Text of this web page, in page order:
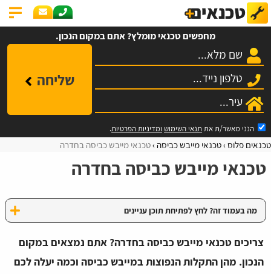
מחפשים טכנאי מומלץ? אתם במקום הנכון.
שליחה
הנני מאשר/ת את תנאי השימוש ומדיניות הפרטיות.
טכנאים פלוס טכנאי מייבש כביסה טכנאי מייבש כביסה בחדרה
טכנאי מייבש כביסה בחדרה
מה בעמוד זה? לחץ לפתיחת תוכן עניינים
צריכים טכנאי מייבש כביסה בחדרה? אתם נמצאים במקום
הנכון. מהן התקלות הנפוצות במייבש כביסה וכמה יעלה לכם